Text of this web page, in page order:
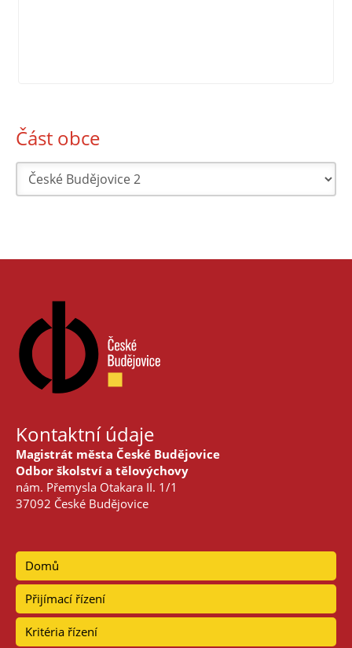
Část obce
Kontaktní údaje
Magistrát města České Budějovice
Odbor školství a tělovýchovy
nám. Přemysla Otakara II. 1/1
37092 České Budějovice
Domů
Přijímací řízení
Kritéria řízení